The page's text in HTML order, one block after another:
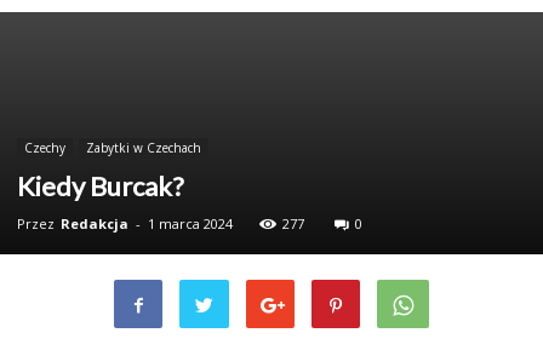
Czechy Zabytki w Czechach
Kiedy Burcak?
Przez Redakcja - 1 marca 2024 277 0